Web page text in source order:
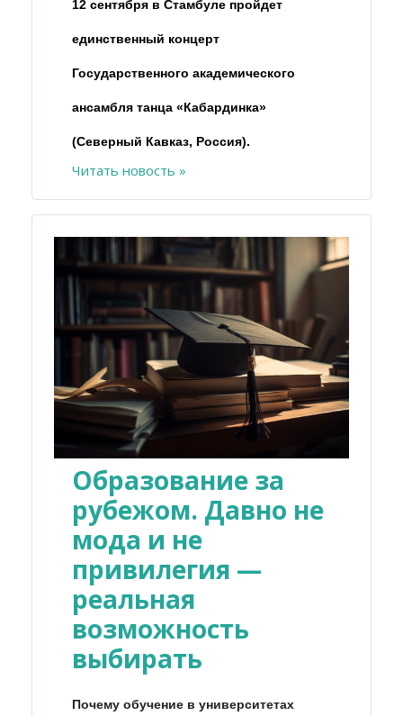
12 сентября в Стамбуле пройдет
единственный концерт
Государственного академического
ансамбля танца «Кабардинка»
(Северный Кавказ, Россия).
Читать новость »
Образование за
рубежом. Давно не
мода и не
привилегия —
реальная
возможность
выбирать
Почему обучение в университетах